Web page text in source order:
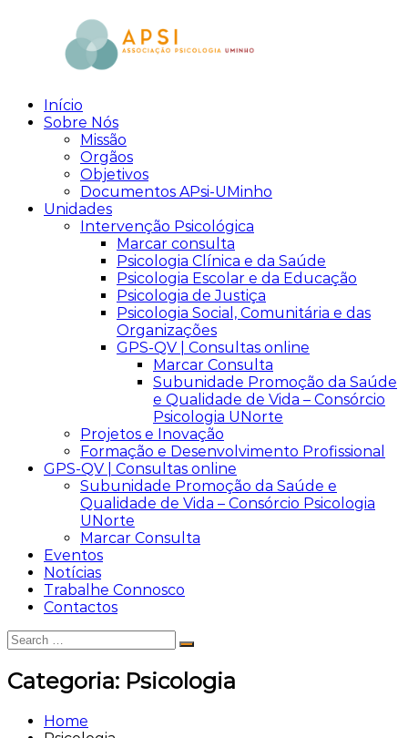
content
aPsi
Associação
Psicologia
Início
Sobre Nós
Missão
Orgãos
Objetivos
Documentos APsi-UMinho
Unidades
Intervenção Psicológica
Marcar consulta
Psicologia Clínica e da Saúde
Psicologia Escolar e da Educação
Psicologia de Justiça
Psicologia Social, Comunitária e das
Organizações
GPS-QV | Consultas online
Marcar Consulta
Subunidade Promoção da Saúde
e Qualidade de Vida – Consórcio
Psicologia UNorte
Projetos e Inovação
Formação e Desenvolvimento Profissional
GPS-QV | Consultas online
Subunidade Promoção da Saúde e
Qualidade de Vida – Consórcio Psicologia
UNorte
Marcar Consulta
Eventos
Notícias
Trabalhe Connosco
Contactos
Search
for:
Search
Categoria: Psicologia
Home